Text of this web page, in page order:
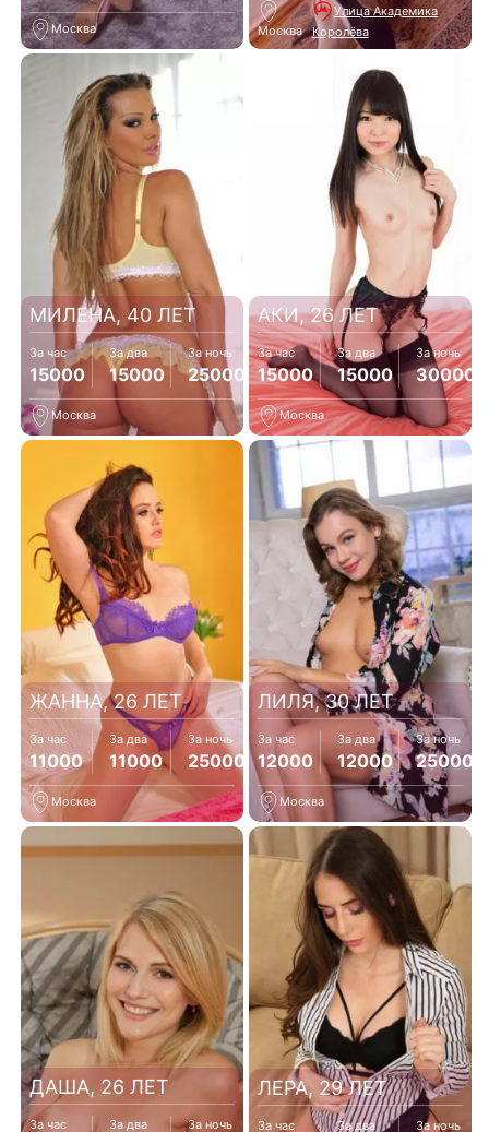
Москва Москва
Улица Академика
Королёва
МИЛЕНА, 40 ЛЕТ
За час
15000
За два
15000
За ночь
25000
Москва
АКИ, 26 ЛЕТ
За час
15000
За два
15000
За ночь
30000
Москва
ЖАННА, 26 ЛЕТ
За час
11000
За два
11000
За ночь
25000
Москва
ЛИЛЯ, 30 ЛЕТ
За час
12000
За два
12000
За ночь
25000
Москва
ДАША, 26 ЛЕТ
За час За два За ночь
ЛЕРА, 29 ЛЕТ
За час За два За ночь